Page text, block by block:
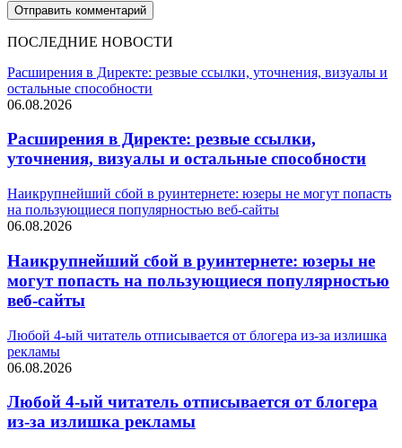
ПОСЛЕДНИЕ НОВОСТИ
Расширения в Директе: резвые ссылки, уточнения, визуалы и
остальные способности
06.08.2026
Расширения в Директе: резвые ссылки,
уточнения, визуалы и остальные способности
Наикрупнейший сбой в руинтернете: юзеры не могут попасть
на пользующиеся популярностью веб-сайты
06.08.2026
Наикрупнейший сбой в руинтернете: юзеры не
могут попасть на пользующиеся популярностью
веб-сайты
Любой 4-ый читатель отписывается от блогера из-за излишка
рекламы
06.08.2026
Любой 4-ый читатель отписывается от блогера
из-за излишка рекламы